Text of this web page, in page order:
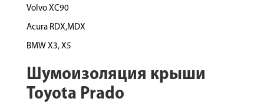
Volvo XC90
Acura RDX,MDX
BMW X3, X5
Шумоизоляция крыши
Toyota Prado